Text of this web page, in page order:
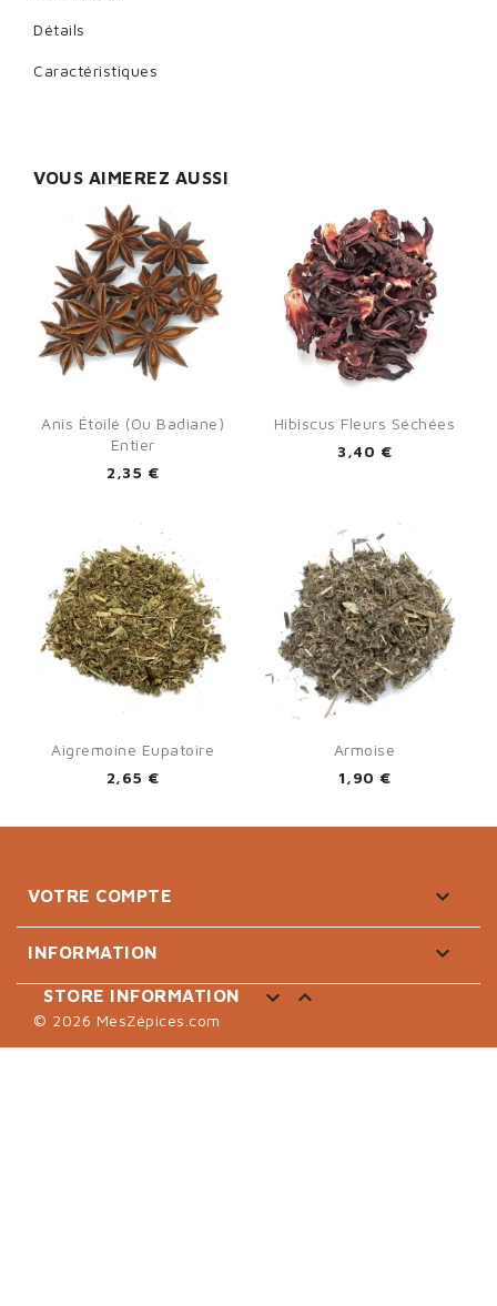
Détails
Caractéristiques
VOUS AIMEREZ AUSSI
Anis Étoilé (ou Badiane)
Entier
2,35 €
Hibiscus Fleurs Séchées
3,40 €
Aigremoine Eupatoire
2,65 €
Armoise
1,90 €
VOTRE COMPTE 
INFORMATION 
STORE INFORMATION  
© 2026 MesZépices.com